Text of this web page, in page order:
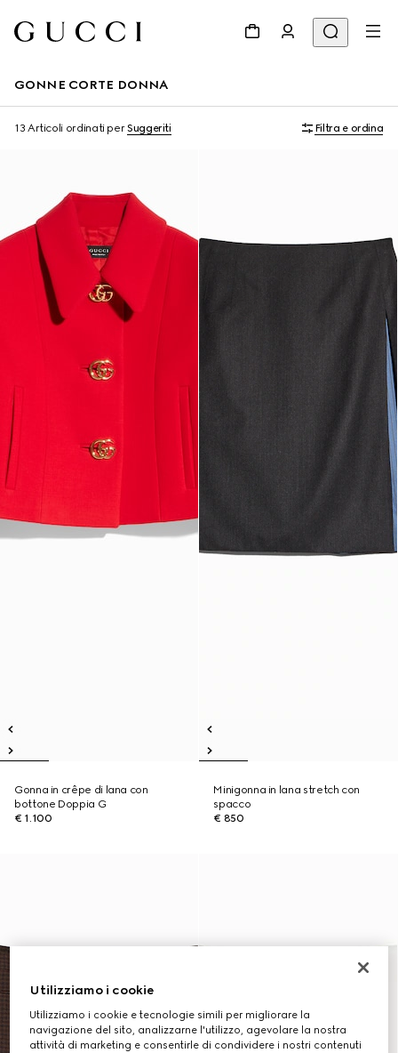
GONNE CORTE DONNA
13 Articoli ordinati perSuggeriti Filtra e ordina
Gonna in crêpe di lana con
bottone Doppia G
€ 1.100
Minigonna in lana stretch con
spacco
€ 850
Utilizziamo i cookie
Utilizziamo i cookie e tecnologie simili per migliorare la
navigazione del sito, analizzarne l'utilizzo, agevolare la nostra
attività di marketing e consentirle di condividere i nostri contenuti